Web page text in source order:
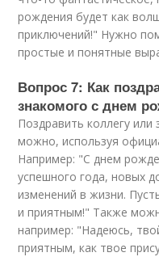
рождения будет как
приключений!" Нужно
простые и понятные
Вопрос 7: Как
знакомого с днем
Поздравить коллегу
можно, используя
Например: "С днем
успешного года, новых
изменений в жизни.
и приятным!" Также
например: "Надеюсь,
приятным, как твое